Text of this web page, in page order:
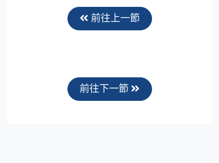
前往上一節
前往下一節